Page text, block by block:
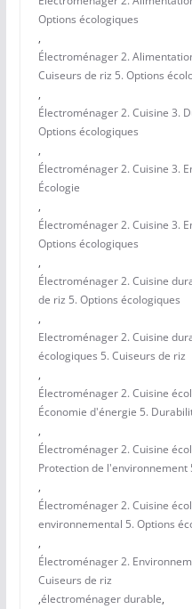
Options écologiques
,
Électroménager 2.
Cuiseurs de riz 5. Options
,
Électroménager 2. Cuisine 3.
Options écologiques
,
Électroménager 2. Cuisine 3.
Écologie
,
Électroménager 2. Cuisine 3.
Options écologiques
,
Électroménager 2. Cuisine
de riz 5. Options écologiques
,
Electroménager 2. Cuisine
écologiques 5. Cuiseurs de riz
,
Électroménager 2. Cuisine
Économie d'énergie 5.
,
Électroménager 2. Cuisine
Protection de l'environnement
,
Électroménager 2. Cuisine
environnemental 5. Options
,
Électroménager 2.
Cuiseurs de riz
,électroménager durable,